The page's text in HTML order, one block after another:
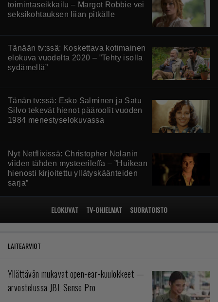
toimintaseikkailu – Margot Robbie vei
seksikohtauksen liian pitkälle
Tänään tv:ssä: Koskettava kotimainen
elokuva vuodelta 2020 – ”Tehty isolla
sydämellä”
Tänän tv:ssä: Esko Salminen ja Satu
Silvo tekevät hienot pääroolit vuoden
1984 menestyselokuvassa
Nyt Netflixissä: Christopher Nolanin
viiden tähden mysteerileffa – ”Huikean
hienosti kirjoitettu yllätyskäänteiden
sarja”
ELOKUVAT TV-OHJELMAT SUORATOISTO
LAITEARVIOT
Yllättävän mukavat open-ear-kuulokkeet —
arvostelussa JBL Sense Pro